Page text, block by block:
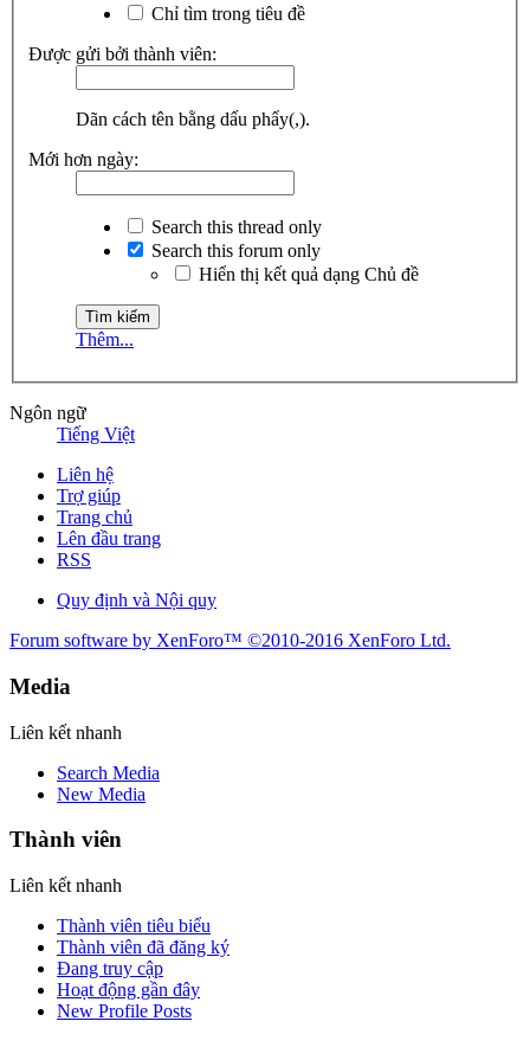
Chỉ tìm trong tiêu đề
Được gửi bởi thành viên:
Dãn cách tên bằng dấu phẩy(,).
Mới hơn ngày:
Search this thread only
Search this forum only
Hiển thị kết quả dạng Chủ đề
Thêm...
Ngôn ngữ
Tiếng Việt
Liên hệ
Trợ giúp
Trang chủ
Lên đầu trang
RSS
Quy định và Nội quy
Forum software by XenForo™ ©2010-2016 XenForo Ltd.
Media
Liên kết nhanh
Search Media
New Media
Thành viên
Liên kết nhanh
Thành viên tiêu biểu
Thành viên đã đăng ký
Đang truy cập
Hoạt động gần đây
New Profile Posts